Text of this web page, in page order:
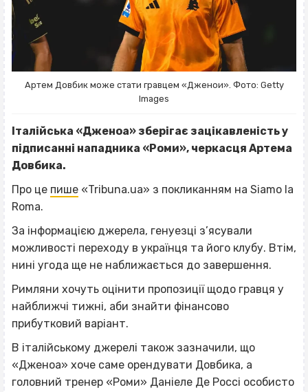
Артем Довбик може стати гравцем «Дженои». Фото: Getty
Images
Італійська «Дженоа» зберігає зацікавленість у
підписанні нападника «Роми», черкасця Артема
Довбика.
Про це пише «Tribuna.ua» з покликанням на Siamo la
Roma.
За інформацією джерела, генуезці з’ясували
можливості переходу в українця та його клубу. Втім,
нині угода ще не наближається до завершення.
Римляни хочуть оцінити пропозиції щодо гравця у
найближчі тижні, аби знайти фінансово
прибутковий варіант.
В італійському джерелі також зазначили, що
«Дженоа» хоче саме орендувати Довбика, а
головний тренер «Роми» Даніеле Де Россі особисто